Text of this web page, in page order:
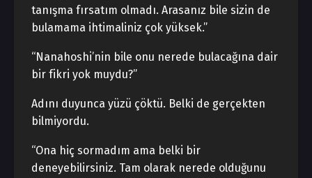
tanışma fırsatım olmadı. Arasanız bile sizin de
bulamama ihtimaliniz çok yüksek.”
“Nanahoshi’nin bile onu nerede bulacağına dair
bir fikri yok muydu?”
Adını duyunca yüzü çöktü. Belki de gerçekten
bilmiyordu.
“Ona hiç sormadım ama belki bir
deneyebilirsiniz. Tam olarak nerede olduğunu